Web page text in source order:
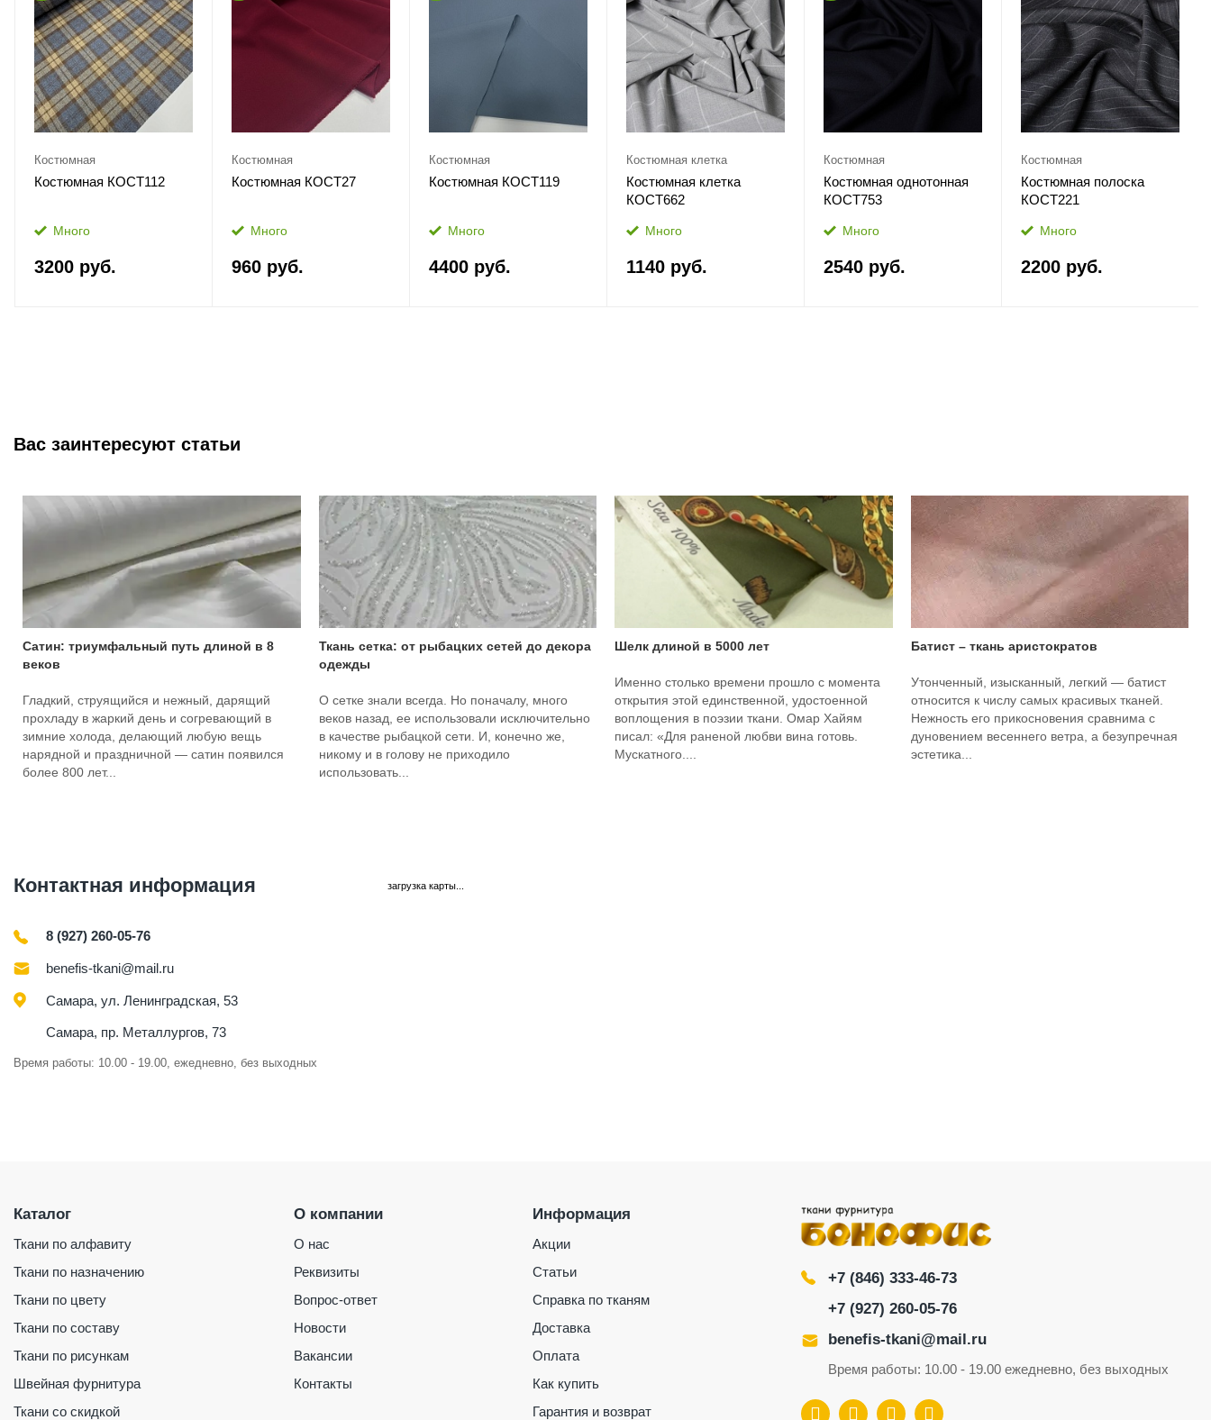
Костюмная
Костюмная КОСТ112
Много
3200 руб.
Костюмная
Костюмная КОСТ27
Много
960 руб.
Костюмная
Костюмная КОСТ119
Много
4400 руб.
Костюмная клетка
Костюмная клетка
КОСТ662
Много
1140 руб.
Костюмная
Костюмная однотонная
КОСТ753
Много
2540 руб.
Костюмная
Костюмная полоска
КОСТ221
Много
2200 руб.
Вас заинтересуют статьи
Сатин: триумфальный путь длиной в 8
веков
Гладкий, струящийся и нежный, дарящий
прохладу в жаркий день и согревающий в
зимние холода, делающий любую вещь
нарядной и праздничной — сатин появился
более 800 лет...
Ткань сетка: от рыбацких сетей до декора
одежды
О сетке знали всегда. Но поначалу, много
веков назад, ее использовали исключительно
в качестве рыбацкой сети. И, конечно же,
никому и в голову не приходило
использовать...
Шелк длиной в 5000 лет
Именно столько времени прошло с момента
открытия этой единственной, удостоенной
воплощения в поэзии ткани. Омар Хайям
писал: «Для раненой любви вина готовь.
Мускатного....
Батист – ткань аристократов
Утонченный, изысканный, легкий — батист
относится к числу самых красивых тканей.
Нежность его прикосновения сравнима с
дуновением весеннего ветра, а безупречная
эстетика...
Контактная информация
8 (927) 260-05-76
benefis-tkani@mail.ru
Самара, ул. Ленинградская, 53
Самара, пр. Металлургов, 73
Время работы: 10.00 - 19.00, ежедневно, без выходных
загрузка карты...
Каталог
Ткани по алфавиту
Ткани по назначению
Ткани по цвету
Ткани по составу
Ткани по рисункам
Швейная фурнитура
Ткани со скидкой
О компании
О нас
Реквизиты
Вопрос-ответ
Новости
Вакансии
Контакты
Информация
Акции
Статьи
Справка по тканям
Доставка
Оплата
Как купить
Гарантия и возврат
+7 (846) 333-46-73
+7 (927) 260-05-76
benefis-tkani@mail.ru
Время работы: 10.00 - 19.00 ежедневно, без выходных